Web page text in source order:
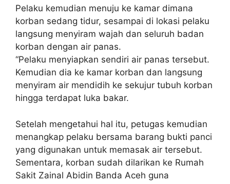
Pelaku kemudian menuju ke kamar dimana
korban sedang tidur, sesampai di lokasi pelaku
langsung menyiram wajah dan seluruh badan
korban dengan air panas.
“Pelaku menyiapkan sendiri air panas tersebut.
Kemudian dia ke kamar korban dan langsung
menyiram air mendidih ke sekujur tubuh korban
hingga terdapat luka bakar.
Setelah mengetahui hal itu, petugas kemudian
menangkap pelaku bersama barang bukti panci
yang digunakan untuk memasak air tersebut.
Sementara, korban sudah dilarikan ke Rumah
Sakit Zainal Abidin Banda Aceh guna